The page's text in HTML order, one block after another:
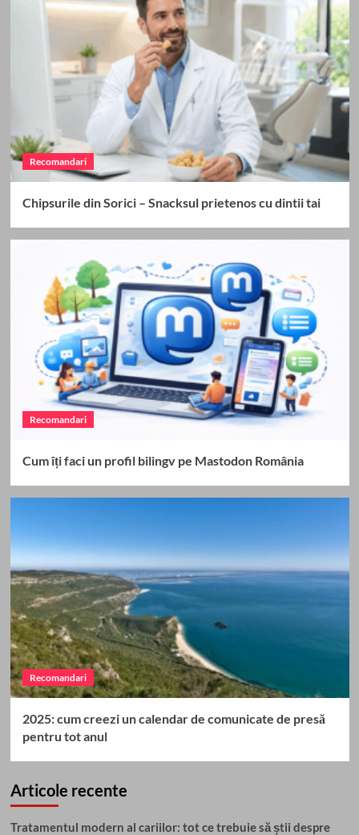
Recomandari
Chipsurile din Sorici – Snacksul prietenos cu dintii tai
Recomandari
Cum îți faci un profil bilingv pe Mastodon România
Recomandari
2025: cum creezi un calendar de comunicate de presă
pentru tot anul
Articole recente
Tratamentul modern al cariilor: tot ce trebuie să știi despre